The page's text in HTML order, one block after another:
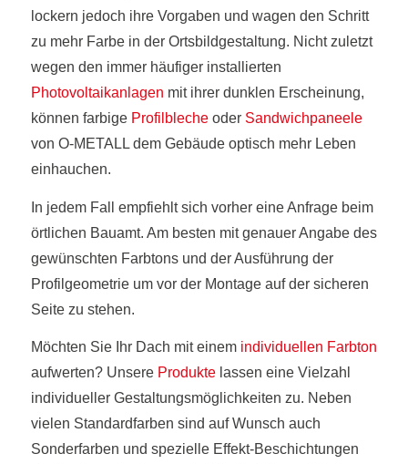
lockern jedoch ihre Vorgaben und wagen den Schritt
zu mehr Farbe in der Ortsbildgestaltung. Nicht zuletzt
wegen den immer häufiger installierten
Photovoltaikanlagen mit ihrer dunklen Erscheinung,
können farbige Profilblecheoder Sandwichpaneele
von O-METALL dem Gebäude optisch mehr Leben
einhauchen.
In jedem Fall empfiehlt sich vorher eine Anfrage beim
örtlichen Bauamt. Am besten mit genauer Angabe des
gewünschten Farbtons und der Ausführung der
Profilgeometrie um vor der Montage auf der sicheren
Seite zu stehen.
Möchten Sie Ihr Dach mit einem individuellen Farbton
aufwerten? Unsere Produktelassen eine Vielzahl
individueller Gestaltungsmöglichkeiten zu. Neben
vielen Standardfarben sind auf Wunsch auch
Sonderfarben und spezielle Effekt-Beschichtungen